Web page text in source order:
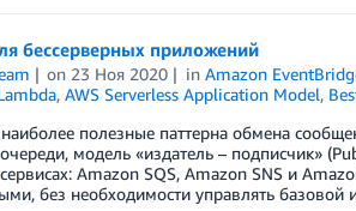
бессерверных приложений
on 23 Ноя 2020 inAmazon
, AWS Serverless Application Model,
полезные паттерна обмена
модель «издатель – подписчик»
Amazon SQS, Amazon SNS и
без необходимости управлять базовой